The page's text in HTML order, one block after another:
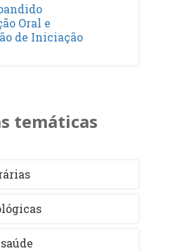
Oral e
de Iniciação
temáticas